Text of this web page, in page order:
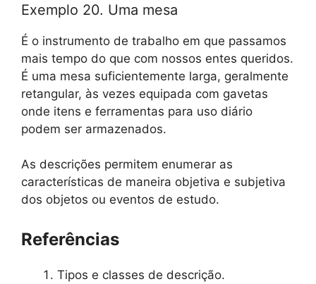
Exemplo 20. Uma mesa
É o instrumento de trabalho em que passamos
mais tempo do que com nossos entes queridos.
É uma mesa suficientemente larga, geralmente
retangular, às vezes equipada com gavetas
onde itens e ferramentas para uso diário
podem ser armazenados.
As descrições permitem enumerar as
características de maneira objetiva e subjetiva
dos objetos ou eventos de estudo.
Referências
Tipos e classes de descrição.